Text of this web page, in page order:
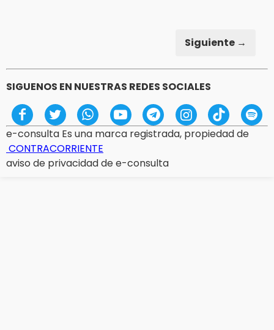
Siguiente →
SIGUENOS EN NUESTRAS REDES SOCIALES
e-consulta Es una marca registrada, propiedad de
CONTRACORRIENTE
aviso de privacidad de e-consulta